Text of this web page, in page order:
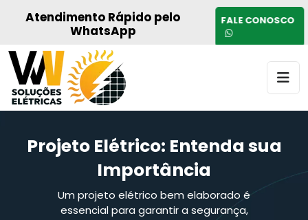
Atendimento Rápido pelo
WhatsApp
FALE CONOSCO
Projeto Elétrico: Entenda sua
Importância
Um projeto elétrico bem elaborado é
essencial para garantir a segurança,